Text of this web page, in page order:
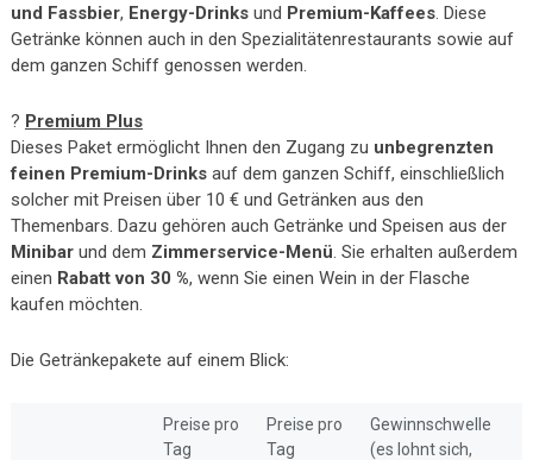
und Fassbier, Energy-Drinksund Premium-Kaffees. Diese
Getränke können auch in den Spezialitätenrestaurants sowie auf
dem ganzen Schiff genossen werden.
? Premium Plus
Dieses Paket ermöglicht Ihnen den Zugang zu unbegrenzten
feinen Premium-Drinksauf dem ganzen Schiff, einschließlich
solcher mit Preisen über 10 € und Getränken aus den
Themenbars. Dazu gehören auch Getränke und Speisen aus der
Minibarund dem Zimmerservice-Menü. Sie erhalten außerdem
einen Rabatt von 30 %, wenn Sie einen Wein in der Flasche
kaufen möchten.
Die Getränkepakete auf einem Blick:
Preise pro
Tag
Preise pro
Tag
Gewinnschwelle
(es lohnt sich,